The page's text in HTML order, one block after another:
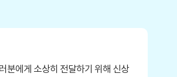
분에게 소상히 전달하기 위해 신상